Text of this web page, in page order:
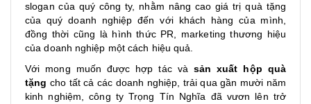
slogan của quý công ty, nhằm nâng cao giá trị quà tặng
của quý doanh nghiệp đến với khách hàng của mình,
đồng thời cũng là hình thức PR, marketing thương hiệu
của doanh nghiệp một cách hiệu quả.
Với mong muốn được hợp tác và sản xuất hộp quà
tặng cho tất cả các doanh nghiệp, trải qua gần mười năm
kinh nghiệm, công ty Trọng Tín Nghĩa đã vươn lên trở